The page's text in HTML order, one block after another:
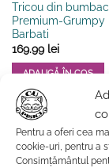
Pentru a oferi cea
cookie-uri, pentru a
Consimțământul
Tricou din
Premium-Grumpy
Barbati
169.99 lei
ADAUGĂ ÎN COȘ
Acest
produs
are
mai
multe
Adauga la